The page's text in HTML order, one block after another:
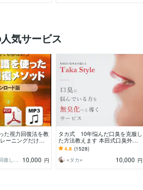
気サービス
た視力回復法を教
ーニングだけで
レーキを外すメ
自力で視力回復した人
10,000 円
タカ式 10年悩んだ口臭を克服し
た方法教えます 本田式口臭外来
でもダメだった口臭を克服した方
法
4.8 (1528)
⭐︎タカ⭐︎
10,000 円